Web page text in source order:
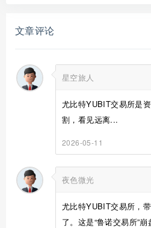
文章评论
星空旅人
尤比特YUBIT交易所是
割，看见远离...
2026-05-11
夜色微光
尤比特YUBIT交易所，
了。这是“鲁诺交易所”